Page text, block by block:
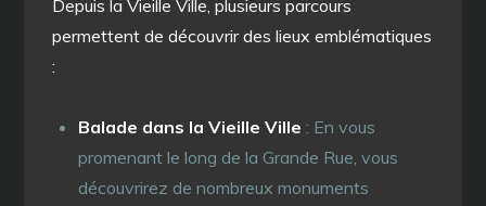
Depuis la Vieille Ville, plusieurs parcours
permettent de découvrir des lieux emblématiques
:
Balade dans la Vieille Ville : En vous
promenant le long de la Grande Rue, vous
découvrirez de nombreux monuments